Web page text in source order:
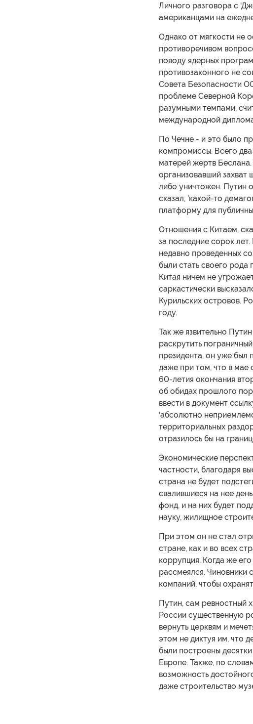
Личного разговора с
американцами на
Однако от мягкости не
противоречивом
поводу ядерных
противозаконного не
Совета Безопасности
проблеме Северной
разумными темпами,
международной
По Чечне - и это было
компромиссы. Всего
матерей жертв
организовавший
либо уничтожен. Путин
сказал, 'какой-то
платформу для
Отношения с Китаем,
за последние сорок
недавно проведенных
были стать своего рода
Китая ничем не
саркастически
Курильских островов.
году.
Так же язвительно
раскрутить
президента, он уже был
даже при том, что в мае
60-летия окончания
об обидах прошлого
ввести в документ
'абсолютно
территориальных
отразилось бы на
Экономические
частности, благодаря
страна не будет
свалившиеся на нее
фонд, и на них будет
науку, жилищное
При этом он не стал
стране, как и во всех
коррупция. Когда же
рассмеялся. Чиновники
компаний, чтобы
Путин, сам ревностный
России существенную
вернуть церквям и
этом не диктуя им, что
были построены
Европе. Также, по
возможность
даже строительство